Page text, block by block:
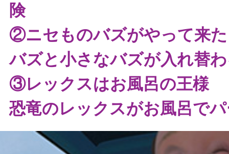
険
②ニセものバズがやって来た
バズと小さなバズが入れ替
③レックスはお風呂の王様
恐竜のレックスがお風呂で